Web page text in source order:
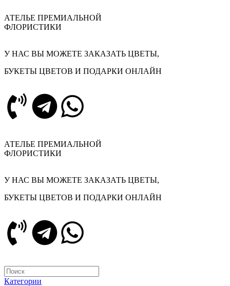
АТЕЛЬЕ ПРЕМИАЛЬНОЙ
ФЛОРИСТИКИ​
У НАС ВЫ МОЖЕТЕ ЗАКАЗАТЬ ЦВЕТЫ,
БУКЕТЫ ЦВЕТОВ И ПОДАРКИ ОНЛАЙН
АТЕЛЬЕ ПРЕМИАЛЬНОЙ
ФЛОРИСТИКИ​
У НАС ВЫ МОЖЕТЕ ЗАКАЗАТЬ ЦВЕТЫ,
БУКЕТЫ ЦВЕТОВ И ПОДАРКИ ОНЛАЙН
Категории